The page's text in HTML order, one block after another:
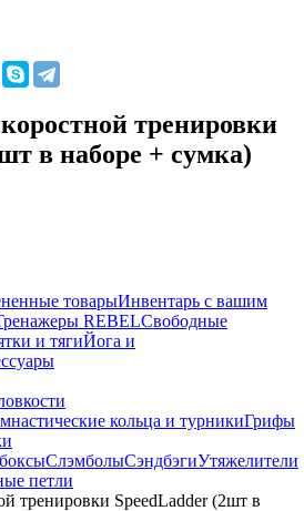
тренировки
в наборе + сумка)
товарыИнвентарь с вашим
REBELСвободные
и тягиЙога и
кольца и турникиГрифы
СлэмболыСэндбэгиУтяжелители
петли
тренировки SpeedLadder (2шт в